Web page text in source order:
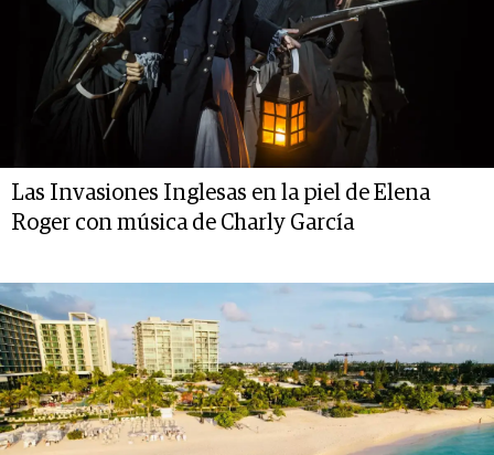
Las Invasiones Inglesas en la piel de Elena
Roger con música de Charly García